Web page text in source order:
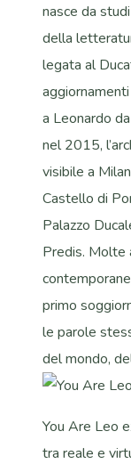
nasce da
della
legata al
a Leonardo
nel 2015,
visibile a
Castello di
Palazzo
Predis. Molte
primo
le parole
del mondo,
You Are Leo
tra reale e